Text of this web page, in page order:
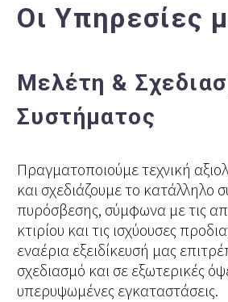
Οι Υπηρεσίες
Μελέτη &
Συστήματος
Πραγματοποιούμε τεχνική
και σχεδιάζουμε το κατάλληλο
πυρόσβεσης, σύμφωνα με τις
κτιρίου και τις ισχύουσες
εναέρια εξειδίκευσή μας
σχεδιασμό και σε εξωτερικές
υπερυψωμένες εγκαταστάσεις.